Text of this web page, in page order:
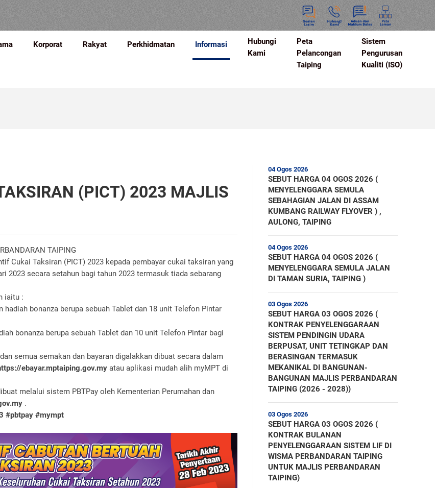
Korporat Rakyat Perkhidmatan Informasi
Hubungi
Kami
Peta
Pelancongan
Taiping
Sistem
Pengurusan
Kualiti (ISO)
(PICT) 2023 MAJLIS
TAIPING
Cukai Taksiran (PICT) 2023 kepada pembayar cukai taksiran yang
2023 secara setahun bagi tahun 2023 termasuk tiada sebarang
iaitu :
bonanza berupa sebuah Tablet dan 18 unit Telefon Pintar
bonanza berupa sebuah Tablet dan 10 unit Telefon Pintar bagi
semua semakan dan bayaran digalakkan dibuat secara dalam
ebayar.mptaiping.gov.my atau aplikasi mudah alih myMPT di
melalui sistem PBTPay oleh Kementerian Perumahan dan
.
#pbtpay #mympt
04 Ogos 2026
SEBUT HARGA 04 OGOS 2026 (
MENYELENGGARA SEMULA
SEBAHAGIAN JALAN DI ASSAM
KUMBANG RAILWAY FLYOVER ) ,
AULONG, TAIPING
04 Ogos 2026
SEBUT HARGA 04 OGOS 2026 (
MENYELENGGARA SEMULA JALAN
DI TAMAN SURIA, TAIPING )
03 Ogos 2026
SEBUT HARGA 03 OGOS 2026 (
KONTRAK PENYELENGGARAAN
SISTEM PENDINGIN UDARA
BERPUSAT, UNIT TETINGKAP DAN
BERASINGAN TERMASUK
MEKANIKAL DI BANGUNAN-
BANGUNAN MAJLIS PERBANDARAN
TAIPING (2026 - 2028))
03 Ogos 2026
SEBUT HARGA 03 OGOS 2026 (
KONTRAK BULANAN
PENYELENGGARAAN SISTEM LIF DI
WISMA PERBANDARAN TAIPING
UNTUK MAJLIS PERBANDARAN
TAIPING)